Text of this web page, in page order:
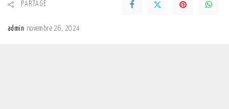
PARTAGE
admin novembre 26, 2024